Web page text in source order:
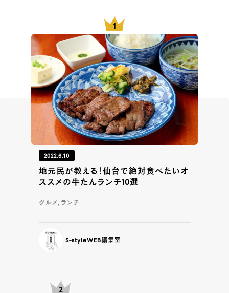
2022.6.10
地元民が教える！仙台で絶対食べたいオ
ススメの牛たんランチ10選
グルメ, ランチ
S-styleWEB編集室